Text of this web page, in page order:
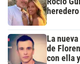
La
de
con ella